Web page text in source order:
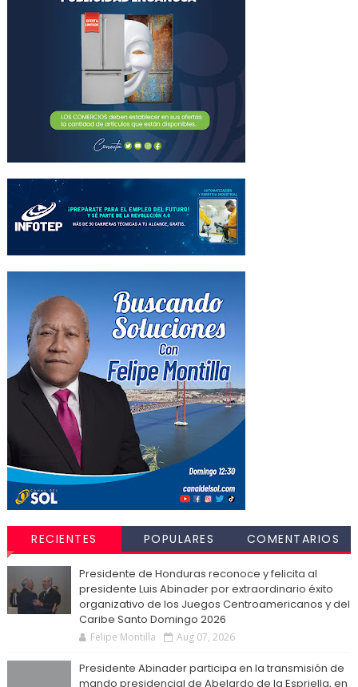
RECIENTES POPULARES COMENTARIOS
Presidente de Honduras reconoce y felicita al
presidente Luis Abinader por extraordinario éxito
organizativo de los Juegos Centroamericanos y del
Caribe Santo Domingo 2026
Felipe Montilla Aug 07, 2026
Presidente Abinader participa en la transmisión de
mando presidencial de Abelardo de la Espriella, en